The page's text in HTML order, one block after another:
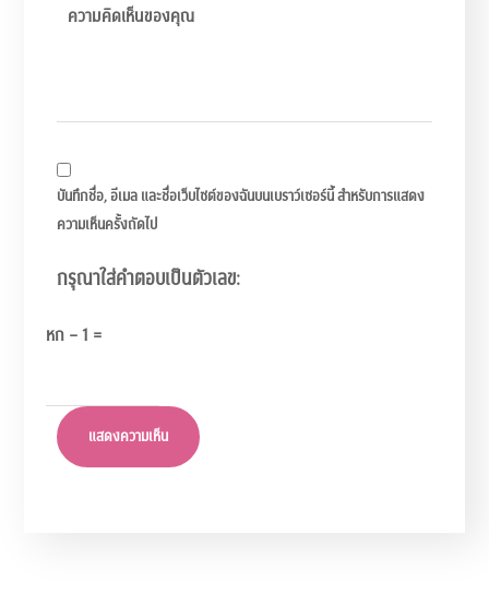
บันทึกชื่อ, อีเมล และชื่อเว็บไซต์ของฉันบนเบราว์เซอร์นี้ สำหรับการแสดง
ความเห็นครั้งถัดไป
กรุณาใส่คำตอบเป็นตัวเลข:
หก − 1 =